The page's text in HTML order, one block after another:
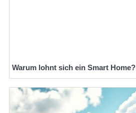
Warum lohnt sich ein Smart Home?